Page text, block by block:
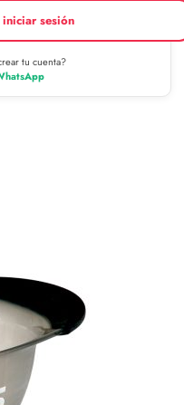
sesión
tu cuenta?